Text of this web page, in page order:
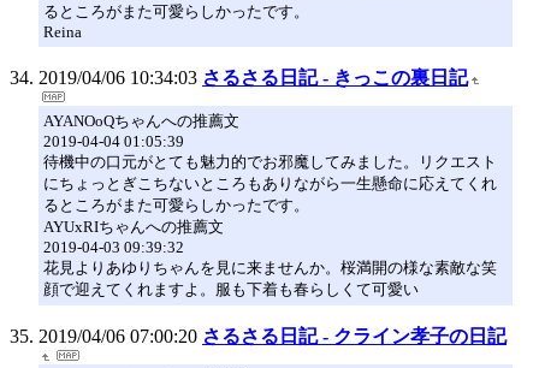
るところがまた可愛らしかったです。
Reina
2019/04/06 10:34:03 さるさる日記 - きっこの裏日記
AYANOoQちゃんへの推薦文
2019-04-04 01:05:39
待機中の口元がとても魅力的でお邪魔してみました。リクエスト
にちょっとぎこちないところもありながら一生懸命に応えてくれ
るところがまた可愛らしかったです。
AYUxRIちゃんへの推薦文
2019-04-03 09:39:32
花見よりあゆりちゃんを見に来ませんか。桜満開の様な素敵な笑
顔で迎えてくれますよ。服も下着も春らしくて可愛い
2019/04/06 07:00:20 さるさる日記 - クライン孝子の日記